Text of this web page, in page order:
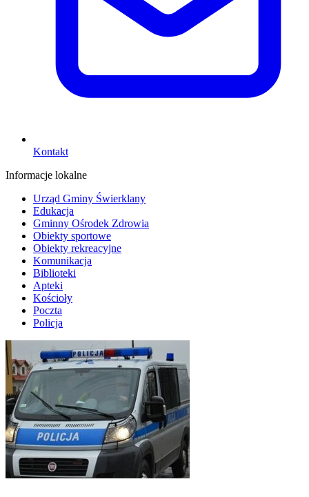
Kontakt
Informacje lokalne
Urząd Gminy Świerklany
Edukacja
Gminny Ośrodek Zdrowia
Obiekty sportowe
Obiekty rekreacyjne
Komunikacja
Biblioteki
Apteki
Kościoły
Poczta
Policja